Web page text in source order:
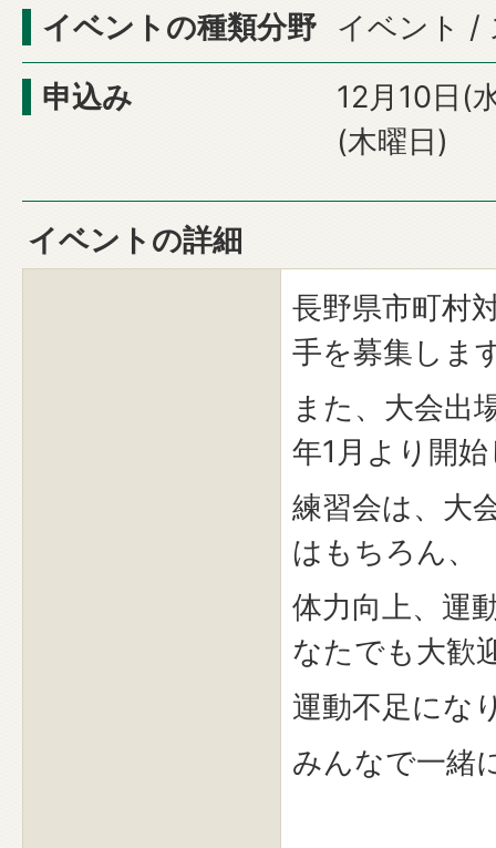
イベントの種類分野
イベント /
申込み
12月10日(
(木曜日)
イベントの詳細
長野県市町村
手を募集しま
また、大会出
年1月より開
練習会は、大
はもちろん、
体力向上、運
なたでも大歓
運動不足にな
みんなで一緒